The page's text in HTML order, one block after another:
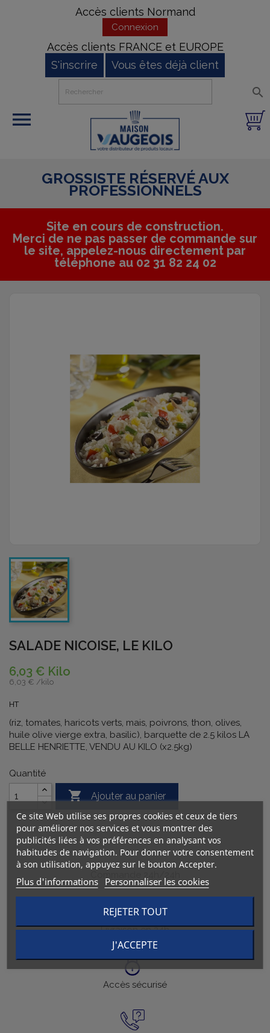
Accès clients Normand
Connexion
Accès clients FRANCE et EUROPE
S'inscrire
Vous êtes déjà client


GROSSISTE RÉSERVÉ AUX
PROFESSIONNELS
Site en cours de construction.
Merci de ne pas passer de commande sur
le site, appelez-nous directement par
téléphone au 02 31 82 24 02
SALADE NICOISE, LE KILO
6,03 € Kilo
6,03 € /kilo
HT
(riz, tomates, haricots verts, mais, poivrons, thon, olives,
huile olive vierge extra, basilic), barquette de 2.5 kilos LA
BELLE HENRIETTE, VENDU AU KILO (x2.5kg)
Quantité
 Ajouter au panier
Livraison en 24h
Accès sécurisé
Ce site Web utilise ses propres cookies et ceux de tiers
pour améliorer nos services et vous montrer des
publicités liées à vos préférences en analysant vos
habitudes de navigation. Pour donner votre consentement
à son utilisation, appuyez sur le bouton Accepter.
Plus d'informations Personnaliser les cookies
REJETER TOUT
J'ACCEPTE